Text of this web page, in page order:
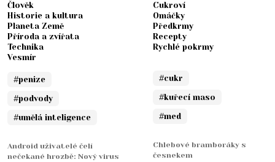
Člověk
Historie a kultura
Planeta Země
Příroda a zvířata
Technika
Vesmír
#penize
#podvody
#umělá inteligence
Android uživatelé čelí
nečekané hrozbě: Nový virus
Cukroví
Omáčky
Předkrmy
Recepty
Rychlé pokrmy
#cukr
#kuřecí maso
#med
Chlebové bramboráky s
česnekem